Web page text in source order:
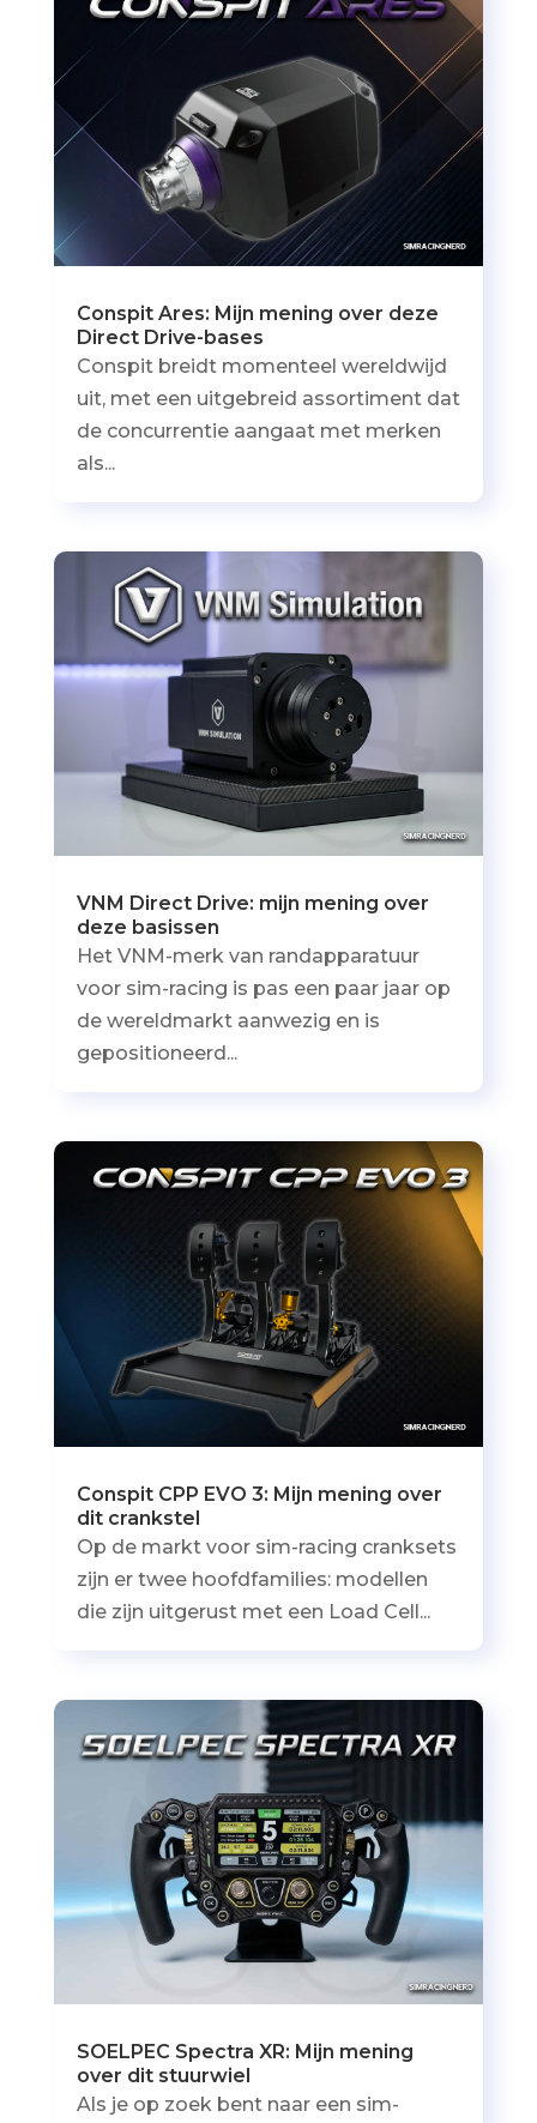
Conspit Ares: Mijn mening over deze
Direct Drive-bases
Conspit breidt momenteel wereldwijd
uit, met een uitgebreid assortiment dat
de concurrentie aangaat met merken
als...
VNM Direct Drive: mijn mening over
deze basissen
Het VNM-merk van randapparatuur
voor sim-racing is pas een paar jaar op
de wereldmarkt aanwezig en is
gepositioneerd...
Conspit CPP EVO 3: Mijn mening over
dit crankstel
Op de markt voor sim-racing cranksets
zijn er twee hoofdfamilies: modellen
die zijn uitgerust met een Load Cell...
SOELPEC Spectra XR: Mijn mening
over dit stuurwiel
Als je op zoek bent naar een sim-